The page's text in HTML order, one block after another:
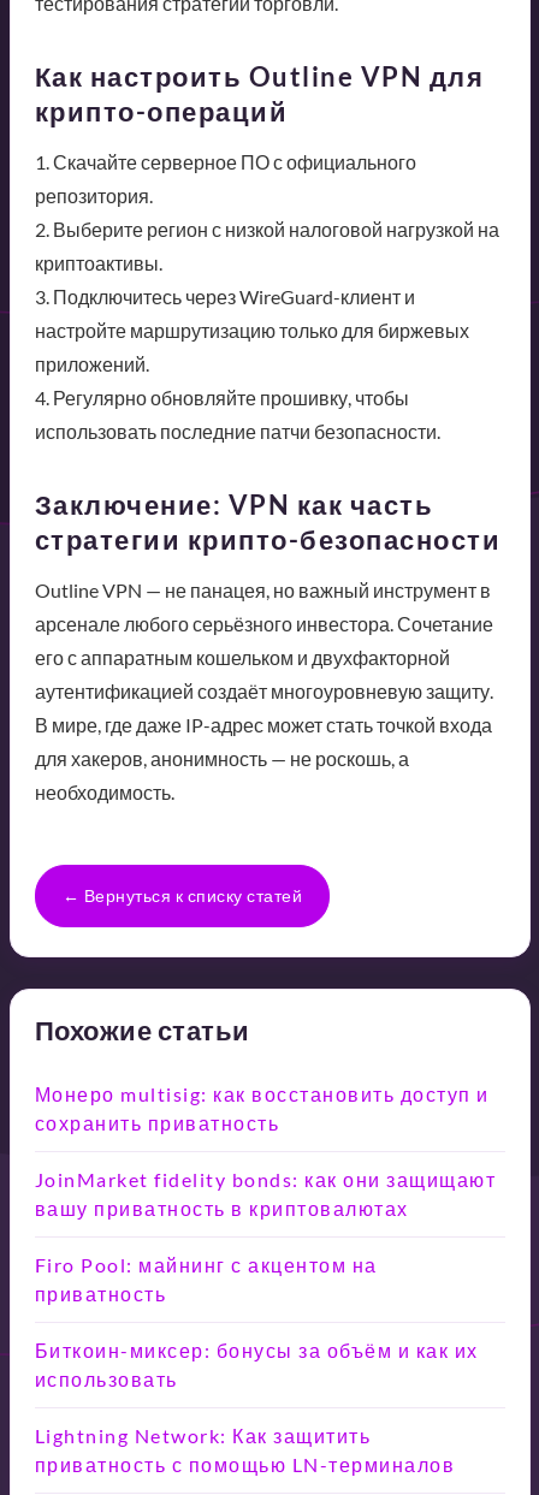
Как настроить Outline VPN для
крипто-операций
1. Скачайте серверное ПО с официального
репозитория.
2. Выберите регион с низкой налоговой нагрузкой на
криптоактивы.
3. Подключитесь через WireGuard-клиент и
настройте маршрутизацию только для биржевых
приложений.
4. Регулярно обновляйте прошивку, чтобы
использовать последние патчи безопасности.
Заключение: VPN как часть
стратегии крипто-безопасности
Outline VPN — не панацея, но важный инструмент в
арсенале любого серьёзного инвестора. Сочетание
его с аппаратным кошельком и двухфакторной
аутентификацией создаёт многоуровневую защиту.
В мире, где даже IP-адрес может стать точкой входа
для хакеров, анонимность — не роскошь, а
необходимость.
← Вернуться к списку статей
Похожие статьи
Монеро multisig: как восстановить доступ и
сохранить приватность
JoinMarket fidelity bonds: как они защищают
вашу приватность в криптовалютах
Firo Pool: майнинг с акцентом на
приватность
Биткоин-миксер: бонусы за объём и как их
использовать
Lightning Network: Как защитить
приватность с помощью LN-терминалов